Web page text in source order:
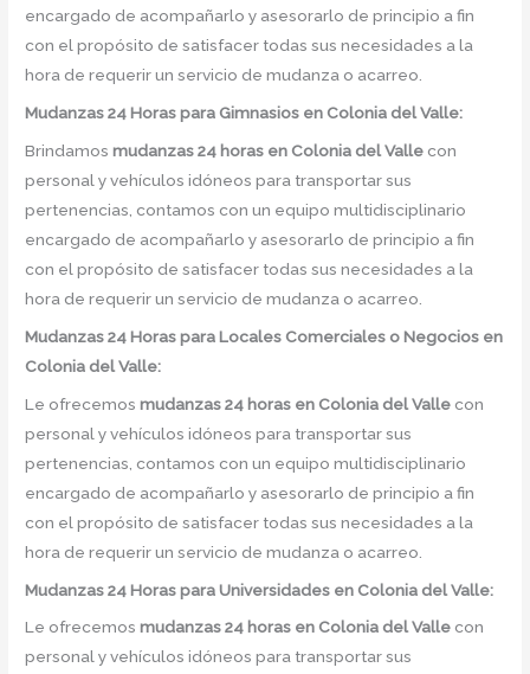
encargado de acompañarlo y asesorarlo de principio a fin
con el propósito de satisfacer todas sus necesidades a la
hora de requerir un servicio de mudanza o acarreo.
Mudanzas 24 Horas para Gimnasios en Colonia del Valle:
Brindamosmudanzas 24 horas en Colonia del Valle con
personal y vehículos idóneos para transportar sus
pertenencias, contamos con un equipo multidisciplinario
encargado de acompañarlo y asesorarlo de principio a fin
con el propósito de satisfacer todas sus necesidades a la
hora de requerir un servicio de mudanza o acarreo.
Mudanzas 24 Horas para Locales Comerciales o Negocios en
Colonia del Valle:
Le ofrecemosmudanzas 24 horas en Colonia del Valle con
personal y vehículos idóneos para transportar sus
pertenencias, contamos con un equipo multidisciplinario
encargado de acompañarlo y asesorarlo de principio a fin
con el propósito de satisfacer todas sus necesidades a la
hora de requerir un servicio de mudanza o acarreo.
Mudanzas 24 Horas para Universidades en Colonia del Valle:
Le ofrecemosmudanzas 24 horas en Colonia del Valle con
personal y vehículos idóneos para transportar sus